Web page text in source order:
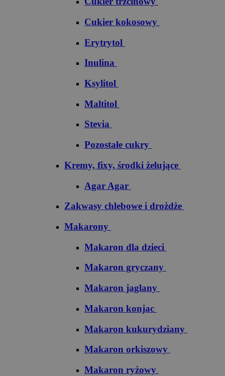
Cukier kokosowy
Erytrytol
Inulina
Ksylitol
Maltitol
Stevia
Pozostałe cukry
Kremy, fixy, środki żelujące
Agar Agar
Zakwasy chlebowe i drożdże
Makarony
Makaron dla dzieci
Makaron gryczany
Makaron jaglany
Makaron konjac
Makaron kukurydziany
Makaron orkiszowy
Makaron ryżowy